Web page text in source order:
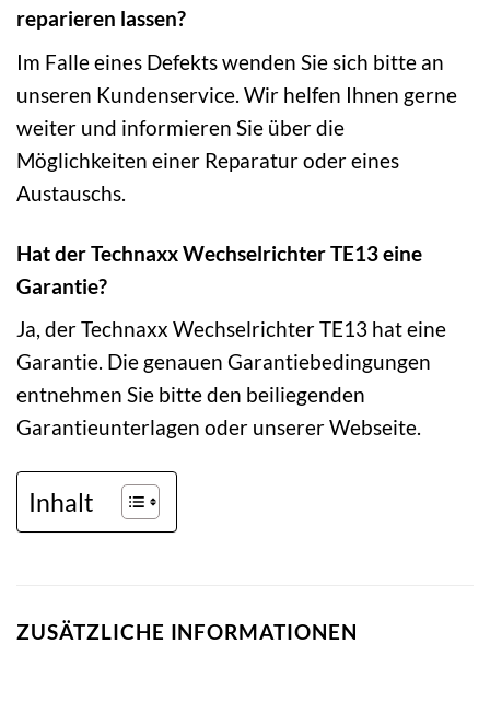
reparieren lassen?
Im Falle eines Defekts wenden Sie sich bitte an
unseren Kundenservice. Wir helfen Ihnen gerne
weiter und informieren Sie über die
Möglichkeiten einer Reparatur oder eines
Austauschs.
Hat der Technaxx Wechselrichter TE13 eine
Garantie?
Ja, der Technaxx Wechselrichter TE13 hat eine
Garantie. Die genauen Garantiebedingungen
entnehmen Sie bitte den beiliegenden
Garantieunterlagen oder unserer Webseite.
Inhalt
ZUSÄTZLICHE INFORMATIONEN